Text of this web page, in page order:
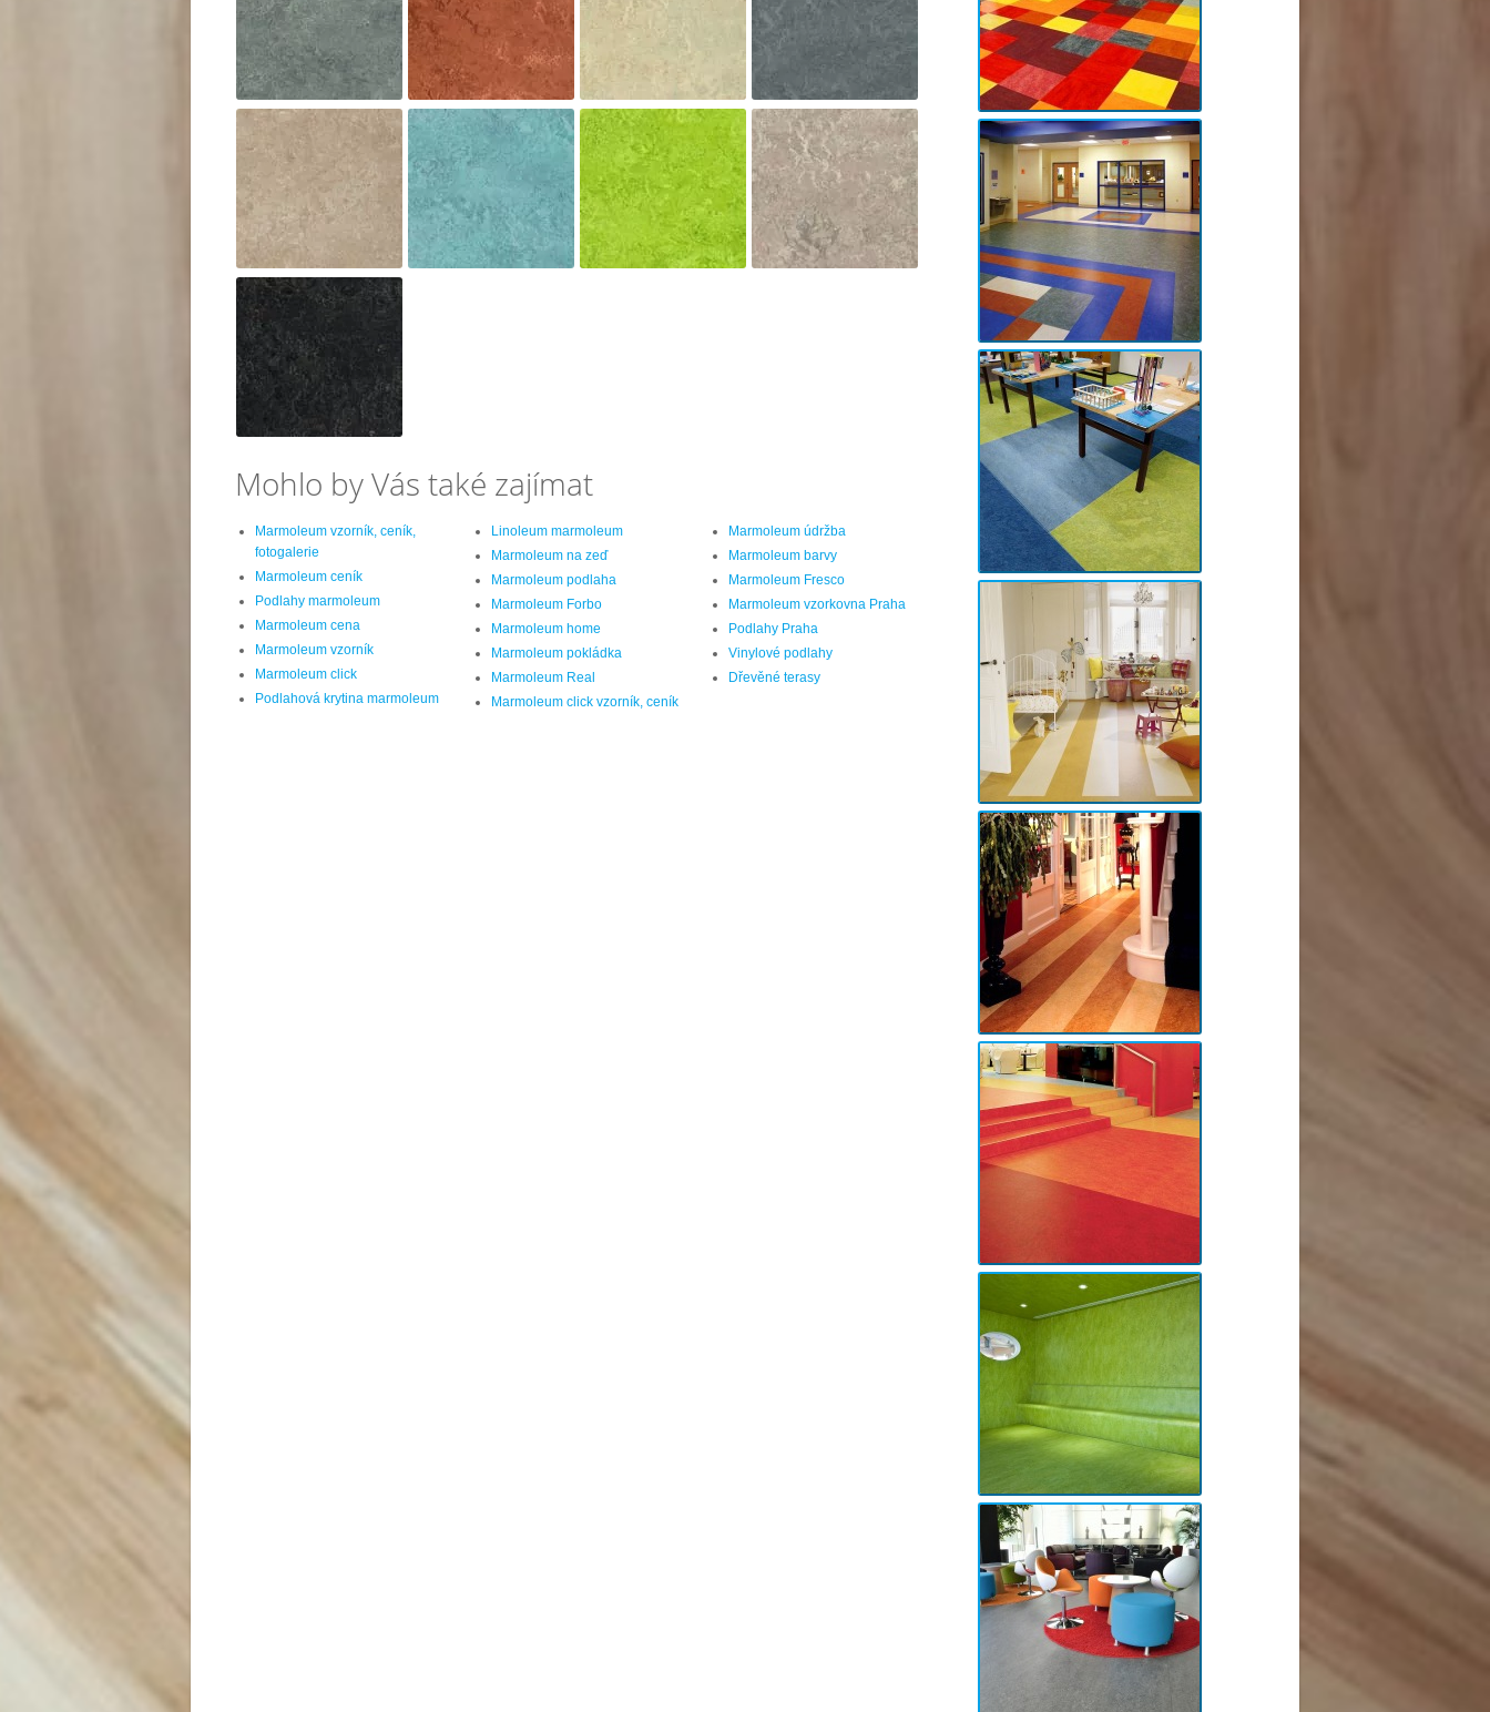
Mohlo by Vás také zajímat
Marmoleum vzorník, ceník,
fotogalerie
Marmoleum ceník
Podlahy marmoleum
Marmoleum cena
Marmoleum vzorník
Marmoleum click
Podlahová krytina marmoleum
Linoleum marmoleum
Marmoleum na zeď
Marmoleum podlaha
Marmoleum Forbo
Marmoleum home
Marmoleum pokládka
Marmoleum Real
Marmoleum click vzorník, ceník
Marmoleum údržba
Marmoleum barvy
Marmoleum Fresco
Marmoleum vzorkovna Praha
Podlahy Praha
Vinylové podlahy
Dřevěné terasy